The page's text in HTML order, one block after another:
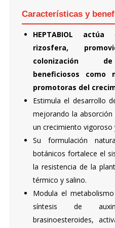
Características y
HEPTABIOL
rizosfera,
colonización de
beneficiosos como
promotoras del
Estimula el desarrollo
mejorando la
un crecimiento vigoroso
Su formulación
botánicos fortalece el
la resistencia de la
térmico y salino.
Modula el
síntesis de
brasinoesteroides,